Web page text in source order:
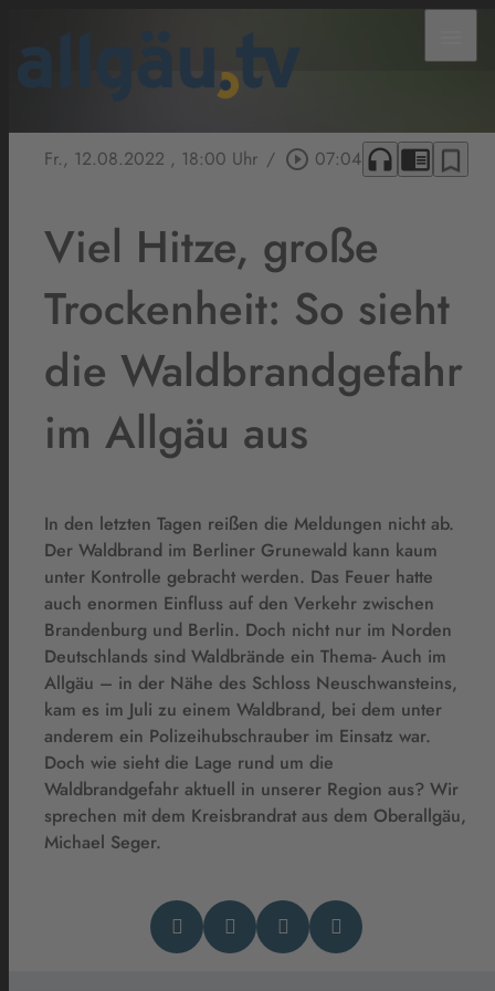
Fr., 12.08.2022 , 18:00 Uhr / play_circle_outline 07:04 headphones chrome_reader_mode bookmark_border
Viel Hitze, große
Trockenheit: So sieht
die Waldbrandgefahr
im Allgäu aus
In den letzten Tagen reißen die Meldungen nicht ab.
Der Waldbrand im Berliner Grunewald kann kaum
unter Kontrolle gebracht werden. Das Feuer hatte
auch enormen Einfluss auf den Verkehr zwischen
Brandenburg und Berlin. Doch nicht nur im Norden
Deutschlands sind Waldbrände ein Thema- Auch im
Allgäu – in der Nähe des Schloss Neuschwansteins,
kam es im Juli zu einem Waldbrand, bei dem unter
anderem ein Polizeihubschrauber im Einsatz war.
Doch wie sieht die Lage rund um die
Waldbrandgefahr aktuell in unserer Region aus? Wir
sprechen mit dem Kreisbrandrat aus dem Oberallgäu,
Michael Seger.